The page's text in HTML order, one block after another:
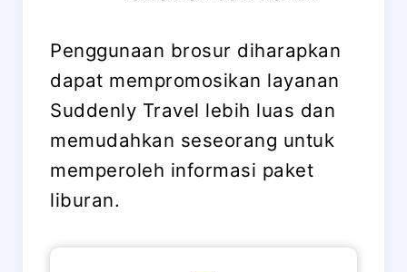
Penggunaan brosur diharapkan
dapat mempromosikan layanan
Suddenly Travel lebih luas dan
memudahkan seseorang untuk
memperoleh informasi paket
liburan.